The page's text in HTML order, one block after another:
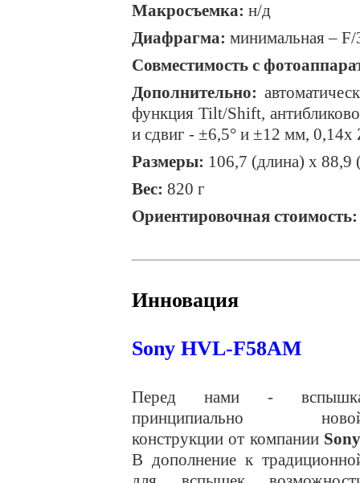
Макросъемка: н/д
Диафрагма: минимальная – F/
Совместимость с
Дополнительно:
функция Tilt/Shift,
и сдвиг - ±6,5° и ±12 мм, 0,14х
Размеры: 106,7 (длина) х 88,9
Вес: 820 г
Ориентировочная
Инновация
Sony HVL-F58AM
Перед нами -
принципиально
конструкции от компании Sony
В дополнение к